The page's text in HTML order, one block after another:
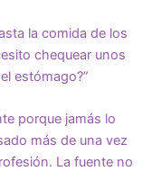
la comida de los
chequear unos
estómago?”
porque jamás lo
más de una vez
La fuente no